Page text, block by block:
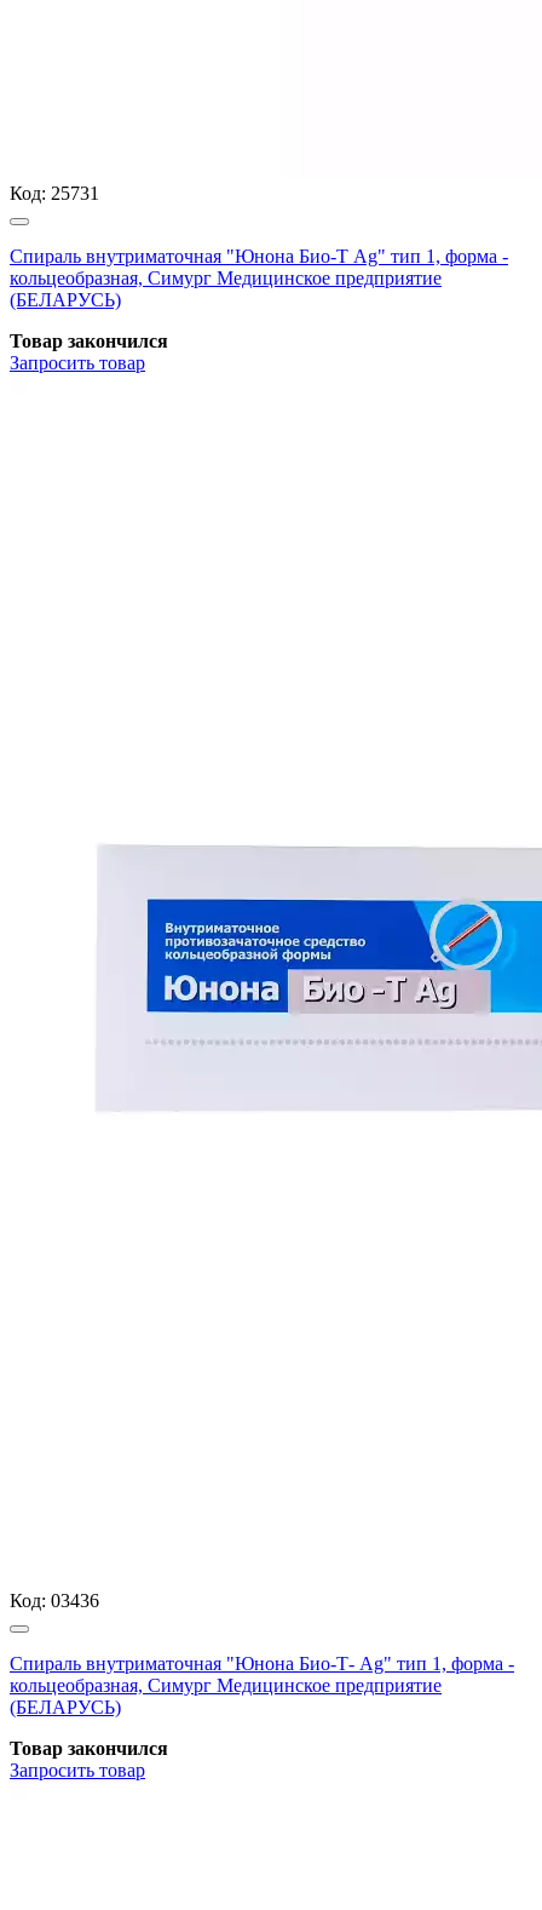
Код: 25731
Спираль внутриматочная "Юнона Био-Т Ag" тип 1, форма -
кольцеобразная, Симург Медицинское предприятие
(БЕЛАРУСЬ)
Товар закончился
Запросить товар
Код: 03436
Спираль внутриматочная "Юнона Био-Т- Аg" тип 1, форма -
кольцеобразная, Симург Медицинское предприятие
(БЕЛАРУСЬ)
Товар закончился
Запросить товар